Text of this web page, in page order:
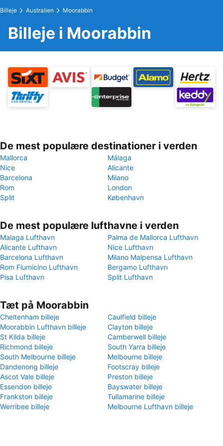
Billeje Australien Moorabbin
Billeje i Moorabbin
De mest populære destinationer i verden
Mallorca
Málaga
Nice
Alicante
Barcelona
Milano
Rom
London
Split
København
De mest populære lufthavne i verden
Malaga Lufthavn
Palma de Mallorca Lufthavn
Alicante Lufthavn
Nice Lufthavn
Barcelona Lufthavn
Milano Malpensa Lufthavn
Rom Fiumicino Lufthavn
Bergamo Lufthavn
Pisa Lufthavn
Split Lufthavn
Tæt på Moorabbin
Cheltenham billeje
Caulfield billeje
Moorabbin Lufthavn billeje
Clayton billeje
St Kilda billeje
Camberwell billeje
Richmond billeje
South Yarra billeje
South Melbourne billeje
Melbourne billeje
Dandenong billeje
Footscray billeje
Ascot Vale billeje
Preston billeje
Essendon billeje
Bayswater billeje
Frankston billeje
Tullamarine billeje
Werribee billeje
Melbourne Lufthavn billeje